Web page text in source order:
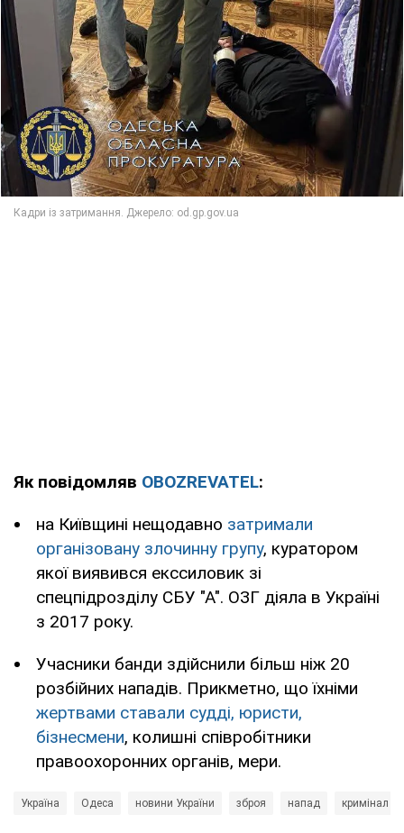
Як повідомляв OBOZREVATEL:
на Київщині нещодавно затримали
організовану злочинну групу, куратором
якої виявився екссиловик зі
спецпідрозділу СБУ "А". ОЗГ діяла в Україні
з 2017 року.
Учасники банди здійснили більш ніж 20
розбійних нападів. Прикметно, що їхніми
жертвами ставали судді, юристи,
бізнесмени, колишні співробітники
правоохоронних органів, мери.
Україна Одеса новини України зброя напад кримінал